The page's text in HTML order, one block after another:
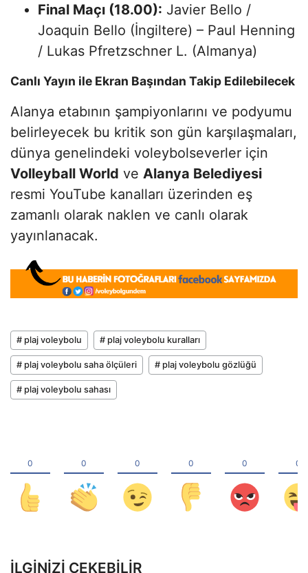
Final Maçı (18.00): Javier Bello /
Joaquin Bello (İngiltere) – Paul Henning
/ Lukas Pfretzschner L. (Almanya)
Canlı Yayın ile Ekran Başından Takip Edilebilecek
Alanya etabının şampiyonlarını ve podyumu
belirleyecek bu kritik son gün karşılaşmaları,
dünya genelindeki voleybolseverler için
Volleyball World ve Alanya Belediyesi
resmi YouTube kanalları üzerinden eş
zamanlı olarak naklen ve canlı olarak
yayınlanacak.
# plaj voleybolu # plaj voleybolu kuralları
# plaj voleybolu saha ölçüleri # plaj voleybolu gözlüğü
# plaj voleybolu sahası
İLGINIZI ÇEKEBILIR